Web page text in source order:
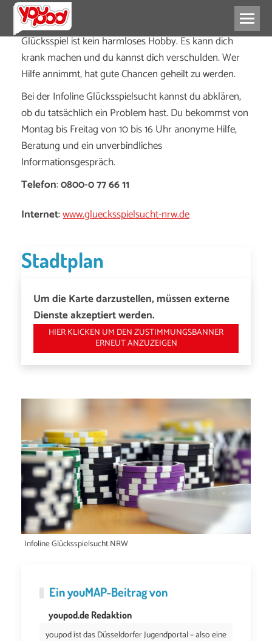
Glücksspiel ist kein harmloses Hobby. Es kann dich
krank machen und du kannst dich verschulden. Wer
Hilfe annimmt, hat gute Chancen geheilt zu werden.
Bei der Infoline Glücksspielsucht kannst du abklären,
ob du tatsächlich ein Problem hast. Du bekommst von
Montag bis Freitag von 10 bis 16 Uhr anonyme Hilfe,
Beratung und ein unverbindliches
Informationsgespräch.
Telefon:0800-0 77 66 11
Internet:www.gluecksspielsucht-nrw.de
Stadtplan
Um die Karte darzustellen, müssen externe
Dienste akzeptiert werden.
HIER KLICKEN UM DEN ZUSTIMMUNGSBANNER
ERNEUT ANZUZEIGEN
Infoline Glücksspielsucht NRW
EinyouMAP-Beitrag von
youpod.de Redaktion
youpod ist das Düsseldorfer Jugendportal – also eine